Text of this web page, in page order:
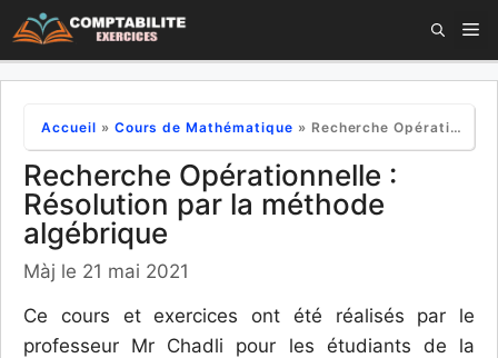
Aller
au
Accueil » Cours de Mathématique » Recherche Opérationnelle : Résolution par la méthode algébrique
Recherche Opérationnelle :
Résolution par la méthode
algébrique
Màj le 21 mai 2021
Ce cours et exercices ont été réalisés par le
professeur Mr Chadli pour les étudiants de la